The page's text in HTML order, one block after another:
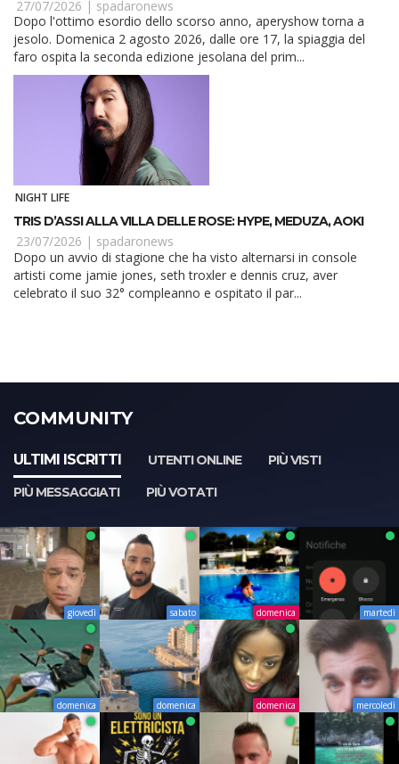
27/07/2026 | spadaronews
Dopo l'ottimo esordio dello scorso anno, aperyshow torna a
jesolo. Domenica 2 agosto 2026, dalle ore 17, la spiaggia del
faro ospita la seconda edizione jesolana del prim...
NIGHT LIFE
TRIS D’ASSI ALLA VILLA DELLE ROSE: HYPE, MEDUZA, AOKI
23/07/2026 | spadaronews
Dopo un avvio di stagione che ha visto alternarsi in console
artisti come jamie jones, seth troxler e dennis cruz, aver
celebrato il suo 32° compleanno e ospitato il par...
COMMUNITY
ULTIMI ISCRITTI UTENTI ONLINE
PIÙ VISTI
PIÙ MESSAGGIATI
PIÙ VOTATI
giovedì sabato domenica martedì
domenica domenica domenica mercoledì